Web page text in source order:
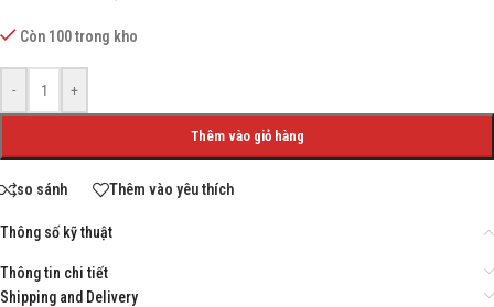
Còn 100 trong kho
- +
Thêm vào giỏ hàng
so sánh Thêm vào yêu thích
Thông số kỹ thuật
Thông tin chi tiết
Shipping and Delivery